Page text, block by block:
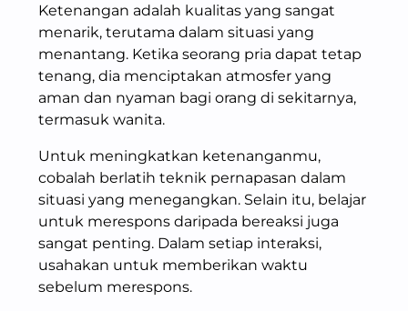
Ketenangan adalah kualitas yang sangat
menarik, terutama dalam situasi yang
menantang. Ketika seorang pria dapat tetap
tenang, dia menciptakan atmosfer yang
aman dan nyaman bagi orang di sekitarnya,
termasuk wanita.
Untuk meningkatkan ketenanganmu,
cobalah berlatih teknik pernapasan dalam
situasi yang menegangkan. Selain itu, belajar
untuk merespons daripada bereaksi juga
sangat penting. Dalam setiap interaksi,
usahakan untuk memberikan waktu
sebelum merespons.